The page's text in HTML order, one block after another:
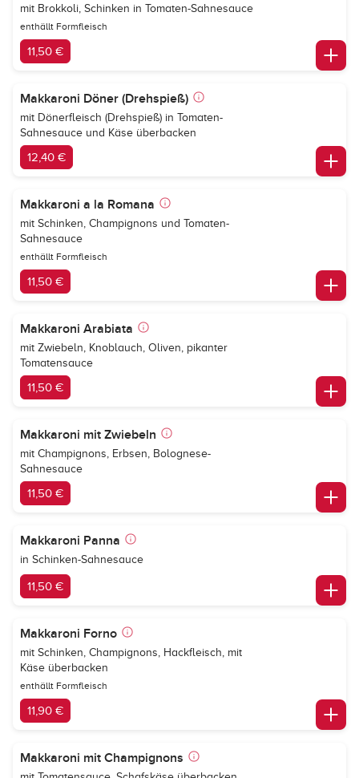
mit Brokkoli, Schinken in Tomaten-Sahnesauce
enthällt Formfleisch
11,50 €
Makkaroni Döner (Drehspieß)
mit Dönerfleisch (Drehspieß) in Tomaten-
Sahnesauce und Käse überbacken
12,40 €
Makkaroni a la Romana
mit Schinken, Champignons und Tomaten-
Sahnesauce
enthällt Formfleisch
11,50 €
Makkaroni Arabiata
mit Zwiebeln, Knoblauch, Oliven, pikanter
Tomatensauce
11,50 €
Makkaroni mit Zwiebeln
mit Champignons, Erbsen, Bolognese-
Sahnesauce
11,50 €
Makkaroni Panna
in Schinken-Sahnesauce
11,50 €
Makkaroni Forno
mit Schinken, Champignons, Hackfleisch, mit
Käse überbacken
enthällt Formfleisch
11,90 €
Makkaroni mit Champignons